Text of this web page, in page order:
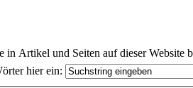
in Artikel und Seiten auf dieser Website
hier ein: